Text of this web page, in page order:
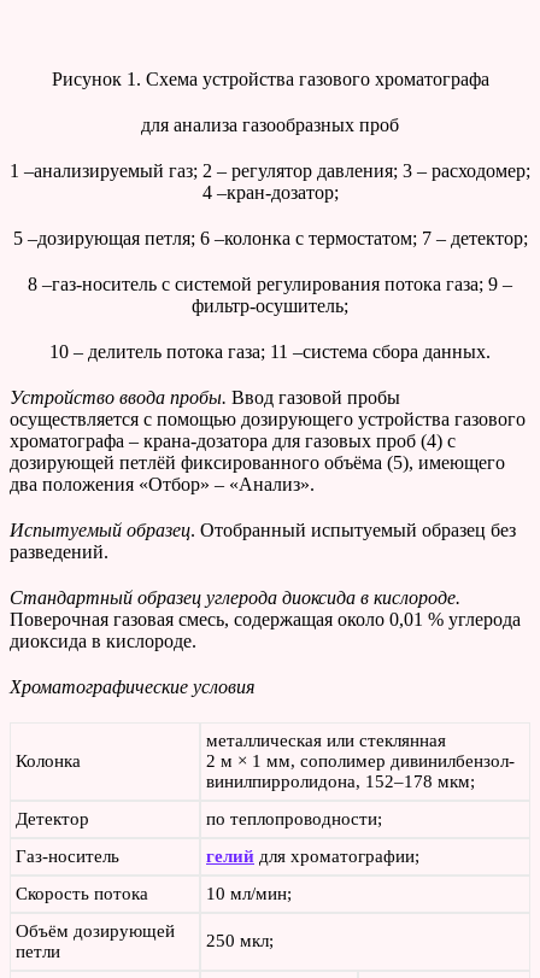
Рисунок 1. Схема устройства газового хроматографа
для анализа газообразных проб
1 –анализируемый газ; 2 – регулятор давления; 3 – расходомер;
4 –кран-дозатор;
5 –дозирующая петля; 6 –колонка с термостатом; 7 – детектор;
8 –газ-носитель с системой регулирования потока газа; 9 –
фильтр-осушитель;
10 – делитель потока газа; 11 –система сбора данных.
Устройство ввода пробы. Ввод газовой пробы
осуществляется с помощью дозирующего устройства газового
хроматографа – крана-дозатора для газовых проб (4) с
дозирующей петлёй фиксированного объёма (5), имеющего
два положения «Отбор» – «Анализ».
Испытуемый образец. Отобранный испытуемый образец без
разведений.
Стандартный образец углерода диоксида в кислороде.
Поверочная газовая смесь, содержащая около 0,01 % углерода
диоксида в кислороде.
Хроматографические условия
Колонка
металлическая или стеклянная
2 м × 1 мм, сополимер дивинилбензол-
винилпирролидона, 152–178 мкм;
Детектор
по теплопроводности;
Газ-носитель
гелий для хроматографии;
Скорость потока
10 мл/мин;
Объём дозирующей
петли
250 мкл;